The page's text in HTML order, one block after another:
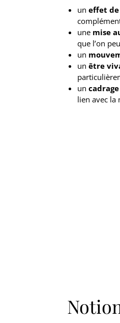
un effet
une mise
que l’on
un
un être
un cadrage
lien avec la